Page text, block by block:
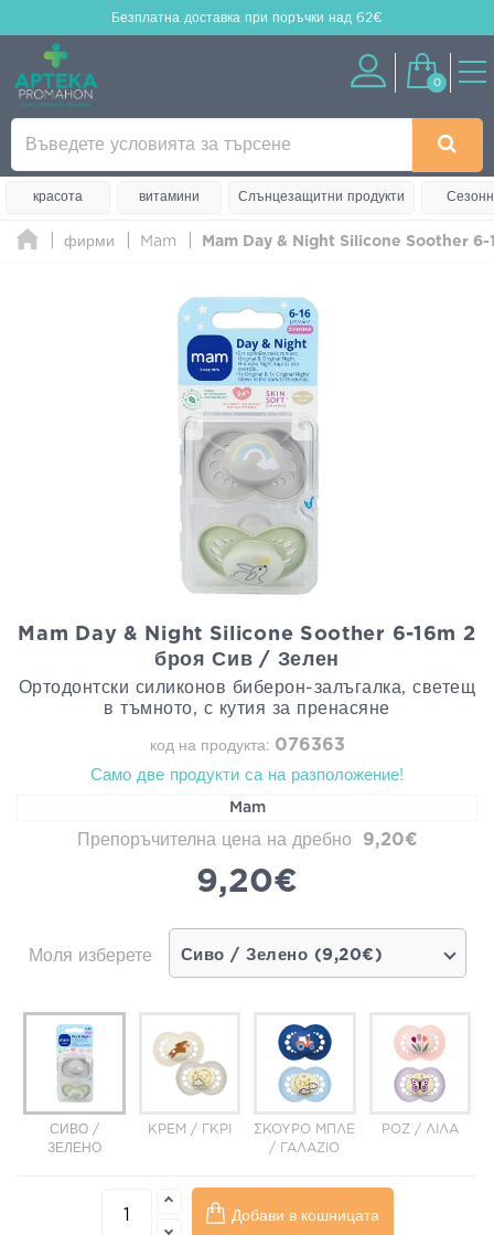
Безплатна доставка при поръчки над 62€
0
красота витамини Слънцезащитни продукти
фирми Mam Mam Day & Night Silicone Soother
Mam Day & Night Silicone Soother 6-16m 2
броя Сив / Зелен
Ортодонтски силиконов биберон-залъгалка, светещ
в тъмното, с кутия за пренасяне
код на продукта: 076363
Само две продукти са на разположение!
Mam
Препоръчителна цена на дребно 9,20€
9,20€
Моля изберете Сиво / Зелено (9,20€)
СИВО /
ЗЕЛЕНО
ΚΡΕΜ / ΓΚΡΙ
ΣΚΟΥΡΟ ΜΠΛΕ
/ ΓΑΛΑΖΙΟ
ΡΟΖ / ΛΙΛΑ
Добави в кошницата